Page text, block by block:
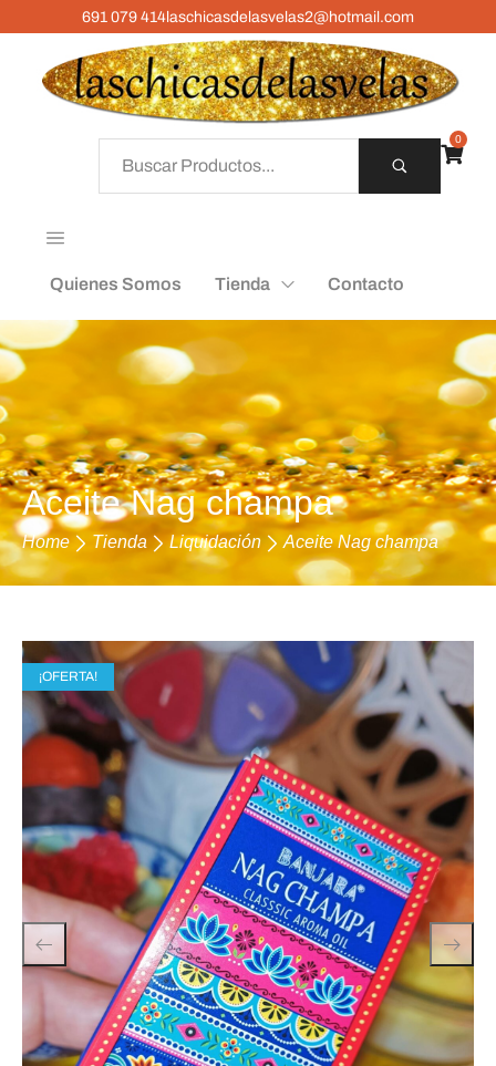
691 079 414laschicasdelasvelas2@hotmail.com
Quienes Somos Tienda Contacto
0
Aceite Nag champa
Home Tienda Liquidación Aceite Nag champa
¡OFERTA!